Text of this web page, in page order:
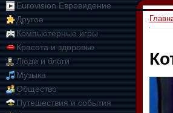
Eurovision Евровидение
Другое
Компьютерные игры
Красота и здоровье
Люди и блоги
Музыка
Общество
Путешествия и события